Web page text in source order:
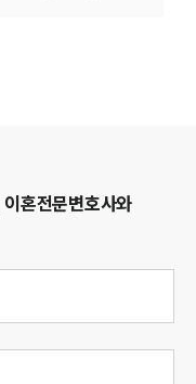
이혼전문변호사와